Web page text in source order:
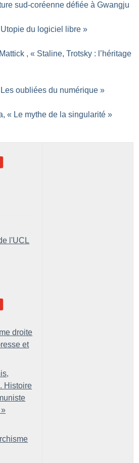
sud-coréenne défiée à Gwangju
Utopie du logiciel libre »
, « Staline, Trotsky : l’héritage
Les oubliées du numérique »
« Le mythe de la singularité »
l'UCL
droite
et
Histoire
»